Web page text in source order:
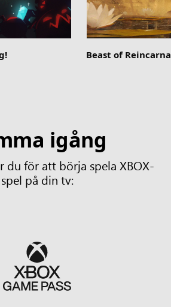
Beast of
igång
du för att börja spela XBOX-
spel på din tv: